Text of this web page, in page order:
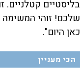
בליסטיים קטלניים.
שלכם! זוהי
כאן היום".
הכי מעניין